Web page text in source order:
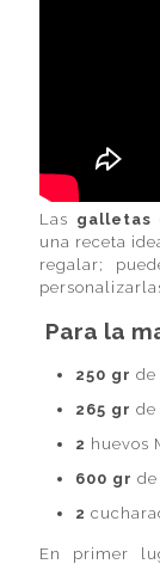
Las galletas
una receta
regalar;
Para la
250 gr
265 gr de
2 huevos
600 gr
2
En primer